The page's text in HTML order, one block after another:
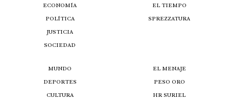
ECONOMÍA
POLÍTICA
JUSTICIA
SOCIEDAD
EL TIEMPO
SPREZZATURA
MUNDO
DEPORTES
CULTURA
EL MENAJE
PESO ORO
HR SURIEL